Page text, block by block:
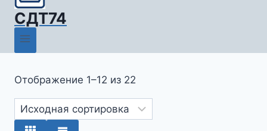
СДТ74
Отображение 1–12 из 22